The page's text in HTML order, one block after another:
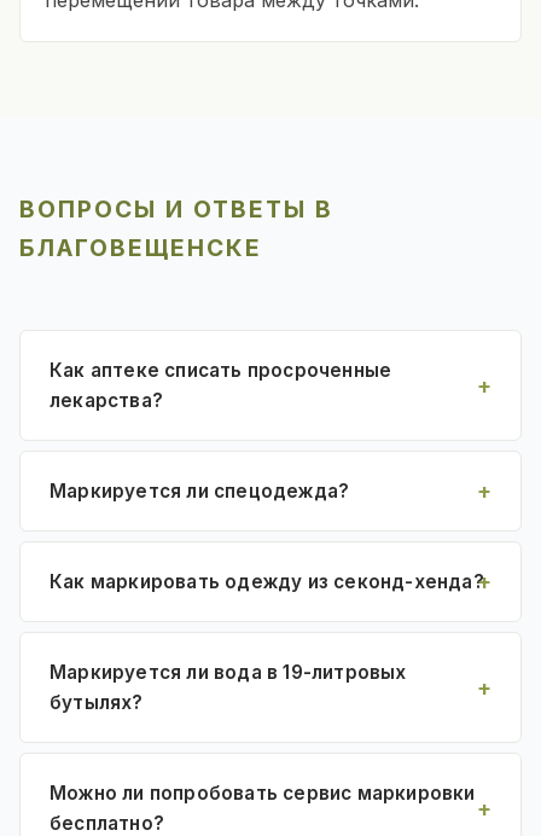
ВОПРОСЫ И ОТВЕТЫ В
БЛАГОВЕЩЕНСКЕ
Как аптеке списать просроченные
лекарства?
Маркируется ли спецодежда?
Как маркировать одежду из секонд-хенда?
Маркируется ли вода в 19-литровых
бутылях?
Можно ли попробовать сервис маркировки
бесплатно?